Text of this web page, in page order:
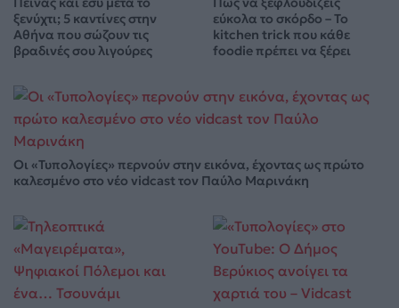
ξενύχτι; 5 καντίνες στην
Αθήνα που σώζουν τις
βραδινές σου λιγούρες
εύκολα το σκόρδο – Το
kitchen trick που κάθε
foodie πρέπει να ξέρει
Οι «Τυπολογίες» περνούν στην εικόνα, έχοντας ως πρώτο
καλεσμένο στο νέο vidcast τον Παύλο Μαρινάκη